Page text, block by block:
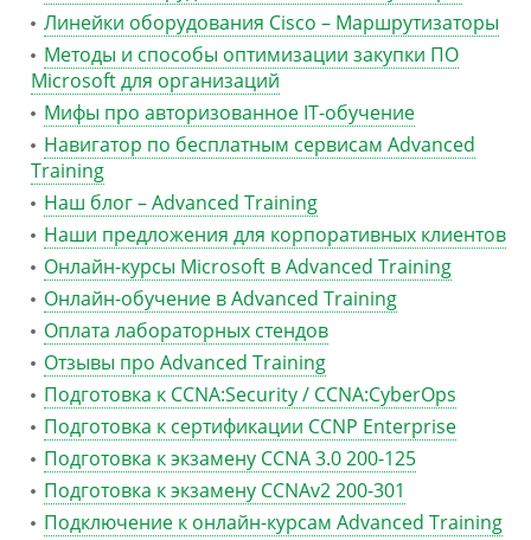
Линейки оборудования Cisco – Маршрутизаторы
Методы и способы оптимизации закупки ПО
Microsoft для организаций
Мифы про авторизованное IT-обучение
Навигатор по бесплатным сервисам Advanced
Training
Наш блог – Advanced Training
Наши предложения для корпоративных клиентов
Онлайн-курсы Microsoft в Advanced Training
Онлайн-обучение в Advanced Training
Оплата лабораторных стендов
Отзывы про Advanced Training
Подготовка к CCNA:Security / CCNA:CyberOps
Подготовка к сертификации CCNP Enterprise
Подготовка к экзамену CCNA 3.0 200-125
Подготовка к экзамену CCNAv2 200-301
Подключение к онлайн-курсам Advanced Training